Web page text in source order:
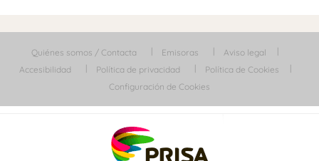
Quiénes somos / Contacta Emisoras
Aviso legal
Accesibilidad
Política de privacidad
Política de Cookies
Configuración de Cookies